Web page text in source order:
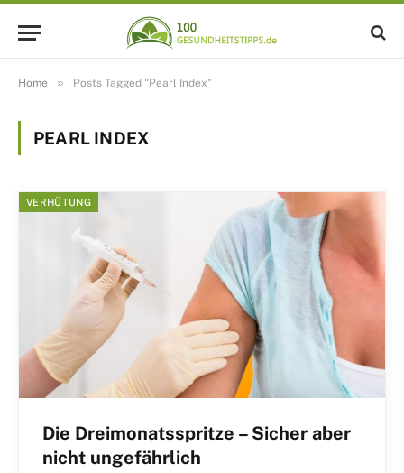
Home » Posts Tagged "Pearl Index"
PEARL INDEX
VERHÜTUNG
Die Dreimonatsspritze – Sicher aber
nicht ungefährlich